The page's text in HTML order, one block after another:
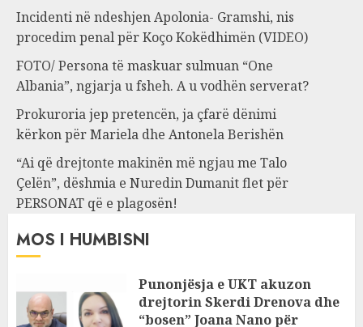
Incidenti në ndeshjen Apolonia- Gramshi, nis
procedim penal për Koço Kokëdhimën (VIDEO)
FOTO/ Persona të maskuar sulmuan “One
Albania”, ngjarja u fsheh. A u vodhën serverat?
Prokuroria jep pretencën, ja çfarë dënimi
kërkon për Mariela dhe Antonela Berishën
“Ai që drejtonte makinën më ngjau me Talo
Çelën”, dëshmia e Nuredin Dumanit flet për
PERSONAT që e plagosën!
MOS I HUMBISNI
Punonjësja e UKT akuzon
drejtorin Skerdi Drenova dhe
“bosen” Joana Nano për